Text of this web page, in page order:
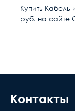
Тип
Внешняя
Условия
места
Купить
руб. на сайте
Контакты